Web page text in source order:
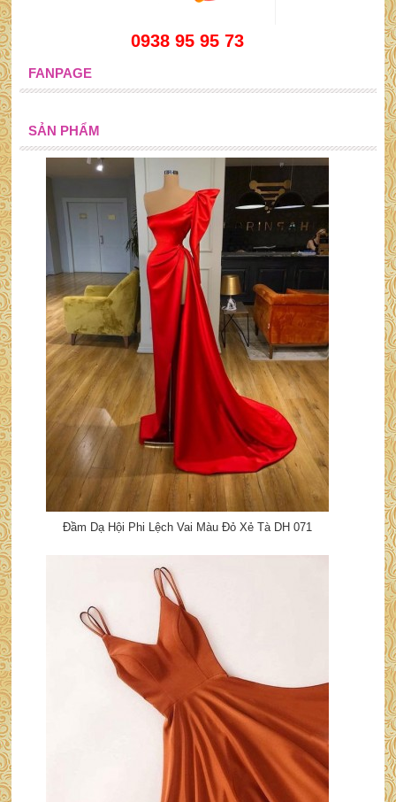
0938 95 95 73
FANPAGE
SẢN PHẨM
Đầm Dạ Hội Phi Lệch Vai Màu Đỏ Xẻ Tà DH 071